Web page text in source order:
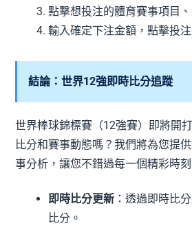
點擊想投注的體育賽事項目
輸入確定下注金額，點擊投
結論：世界12強即時比分追蹤
世界棒球錦標賽（12強賽）即將開
比分和賽事動態嗎？我們將為您提
事分析，讓您不錯過每一個精彩時刻
即時比分更新 ：透過即時比
比分。